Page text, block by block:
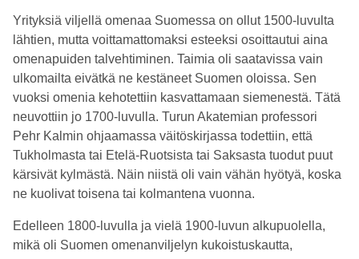
Yrityksiä viljellä omenaa Suomessa on ollut 1500-luvulta
lähtien, mutta voittamattomaksi esteeksi osoittautui aina
omenapuiden talvehtiminen. Taimia oli saatavissa vain
ulkomailta eivätkä ne kestäneet Suomen oloissa. Sen
vuoksi omenia kehotettiin kasvattamaan siemenestä. Tätä
neuvottiin jo 1700-luvulla. Turun Akatemian professori
Pehr Kalmin ohjaamassa väitöskirjassa todettiin, että
Tukholmasta tai Etelä-Ruotsista tai Saksasta tuodut puut
kärsivät kylmästä. Näin niistä oli vain vähän hyötyä, koska
ne kuolivat toisena tai kolmantena vuonna.
Edelleen 1800-luvulla ja vielä 1900-luvun alkupuolella,
mikä oli Suomen omenanviljelyn kukoistuskautta,